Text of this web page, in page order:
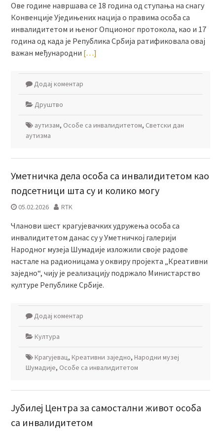
Ове године навршава се 18 година од ступања на снагу
Конвенције Уједињених нација о правима особа са
инвалидитетом и њеног Опционог протокола, као и 17
година од када је Република Србија ратификовала овај
важан међународни […]
Додај коментар
Друштво
аутизам, Особе са инвалидитетом, Светски дан
аутизма
Уметничка дела особа са инвалидитетом као
подсетници шта су и колико могу
05.02.2026 RTK
Чланови шест крагујевачких удружења особа са
инвалидитетом данас су у Уметничкој галерији
Народног музеја Шумадије изложили своје радове
настале на радионицама у оквиру пројекта „Креативни
заједно“, чију је реализацију подржало Министарство
културе Републике Србије.
Додај коментар
Култура
Крагујевац, Креативни заједно, Народни музеј
Шумадије, Особе са инвалидитетом
Јубилеј Центра за самостални живот особа
са инвалидитетом